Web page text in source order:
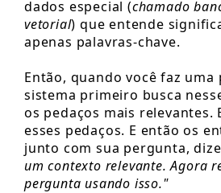
dados especial (chamado
vetorial) que entende
apenas palavras-chave.
Então, quando você faz uma
sistema primeiro busca
os pedaços mais relevantes.
esses pedaços. E então os
junto com sua pergunta,
um contexto relevante. Agora
pergunta usando isso."